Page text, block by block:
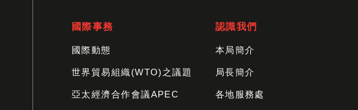
國際事務
國際動態
世界貿易組織(WTO)之議題
亞太經濟合作會議APEC
認識我們
本局簡介
局長簡介
各地服務處